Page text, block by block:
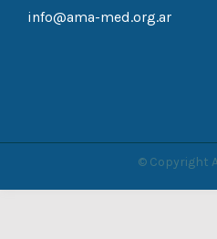
info@ama-med.org.ar
© Copyright